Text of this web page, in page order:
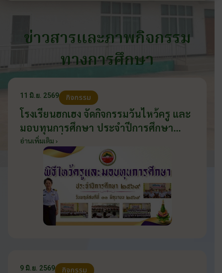
ข่าวสารและภาพกิจกรรม
ทางการศึกษา
11 มิ.ย. 2569 กิจกรรม
โรงเรียนฮกเฮง จัดกิจกรรมวันไหว้ครู และ
มอบทุนการศึกษา ประจำปีการศึกษา
2569 วันที่ 11 มิถุนายน 2569
อ่านเพิ่มเติม ›
9 มิ.ย. 2569 กิจกรรม